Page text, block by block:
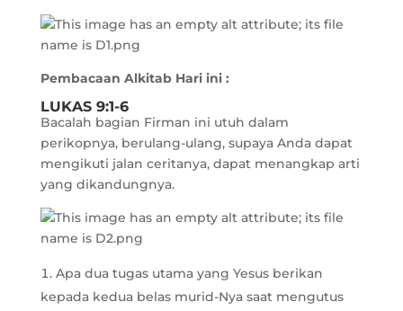
Pembacaan Alkitab Hari ini :
LUKAS 9:1-6
Bacalah bagian Firman ini utuh dalam
perikopnya, berulang-ulang, supaya Anda dapat
mengikuti jalan ceritanya, dapat menangkap arti
yang dikandungnya.
Apa dua tugas utama yang Yesus berikan
kepada kedua belas murid-Nya saat mengutus